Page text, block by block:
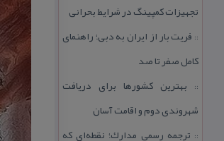
تجهیزات كمپینگ در شرایط بحرانی
:: فریت بار از ایران به دبی؛ راهنمای
كامل صفر تا صد
:: بهترین كشورها برای دریافت
شهروندی دوم و اقامت آسان
:: ترجمه رسمی مدارك؛ نقطه‌ای كه